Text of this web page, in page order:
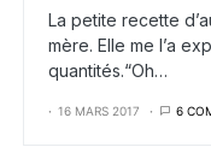
La petite recette
mère. Elle me l’a
quantités.“Oh…
16 MARS 2017 6